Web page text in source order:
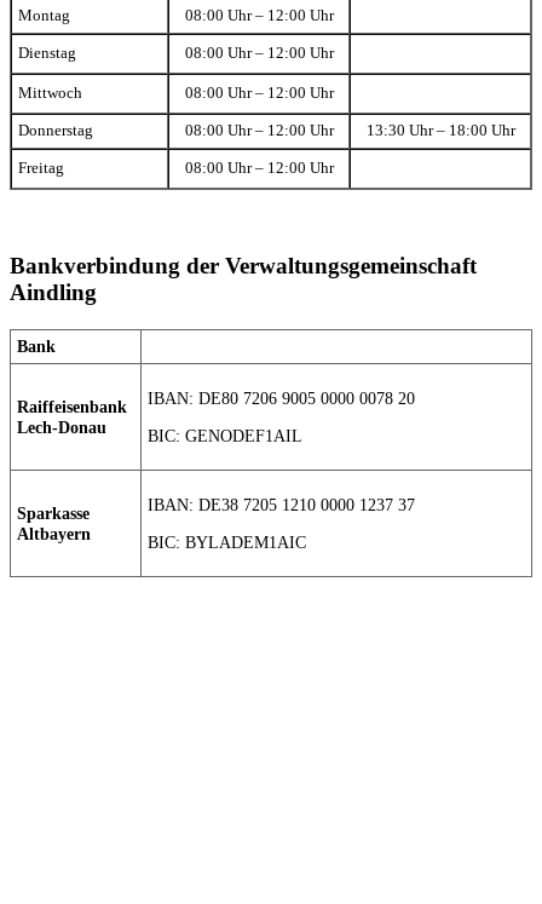
Montag 08:00 Uhr – 12:00 Uhr
Dienstag 08:00 Uhr – 12:00 Uhr
Mittwoch 08:00 Uhr – 12:00 Uhr
Donnerstag 08:00 Uhr – 12:00 Uhr 13:30 Uhr – 18:00 Uhr
Freitag 08:00 Uhr – 12:00 Uhr
Bankverbindung der Verwaltungsgemeinschaft
Aindling
Bank
Raiffeisenbank
Lech-Donau
IBAN: DE80 7206 9005 0000 0078 20
BIC: GENODEF1AIL
Sparkasse
Altbayern
IBAN: DE38 7205 1210 0000 1237 37
BIC: BYLADEM1AIC